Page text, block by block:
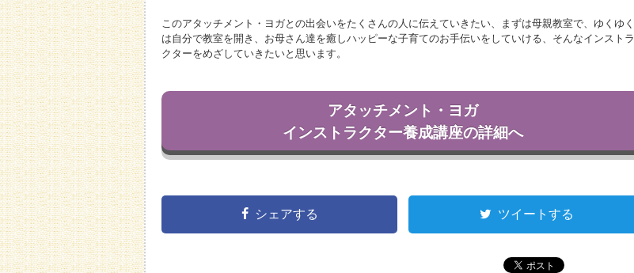
このアタッチメント・ヨガとの出会いをたくさんの人に伝えていきたい、まずは母親教室で、ゆくゆく
は自分で教室を開き、お母さん達を癒しハッピーな子育てのお手伝いをしていける、そんなインストラ
クターをめざしていきたいと思います。
アタッチメント・ヨガ
インストラクター養成講座の詳細へ
シェアする ツイートする